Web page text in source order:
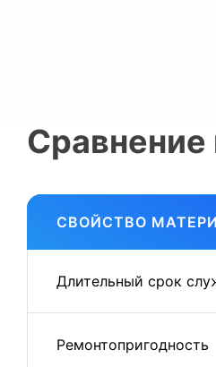
Сравнение
СВОЙСТВО
Длительный срок
Ремонтопригодность